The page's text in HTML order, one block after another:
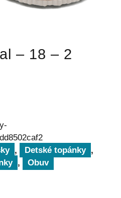
– 18 – 2
, Detské topánky ,
, Obuv